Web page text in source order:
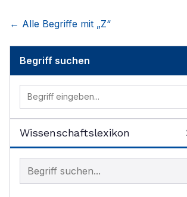
← Alle Begriffe mit „Z“
Begriff suchen
Wissenschaftslexikon
Begriff im Lexikon suchen